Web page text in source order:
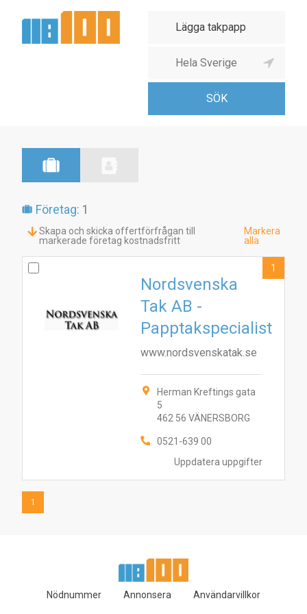
Företag: 1
Skapa och skicka offertförfrågan till
markerade företag kostnadsfritt
Markera
alla
Uppdatera uppgifter
Nordsvenska
Tak AB -
Papptakspecialist
www.nordsvenskatak.se
Herman Kreftings gata
5
462 56 VÄNERSBORG
0521-639 00
1
1
Nödnummer Annonsera Användarvillkor